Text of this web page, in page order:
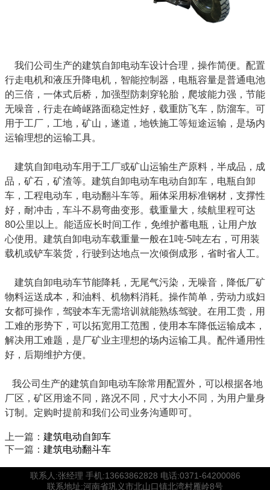
我们公司生产的建筑自卸电动车设计合理，操作简便。配置
行走电机和液压升降电机，智能控制器，电瓶容量是普通电池
的三倍，一体式后桥，加强型防刺穿轮胎，爬坡能力强，节能
无噪音，行走在崎岖路面稳定性好，载重防飞车，防溜车。可
用于工厂，工地，矿山，遂道，地铁施工等短途运输，是场内
运输理想的运输工具。
建筑自卸电动车用于工厂或矿山运输生产原料，半成品，成
品，矿石，矿渣等。建筑自卸电动车电动自卸车，电瓶自卸
车，工程电动车，电动翻斗车等。厢体采用标准钢材，支撑性
好，耐冲击，车斗不易弯曲变形。载重量大，续航里程可达
80公里以上。能适应长时间工作，免维护蓄电瓶，让用户放
心使用。建筑自卸电动车载重量一般在1吨-5吨左右，可用装
载机或铲车装货，行驶到达地点一次倾倒成形，省时省人工。
建筑自卸电动车节能降耗，无尾气污染，无噪音，降低厂矿
物料运送成本，和油料、机物料消耗。操作简单，劳动力或妇
女都可操作，驾驶本车无需培训就能熟练驾驶。在用工贵，用
工难的形势下，可以拓宽用工范围，使用本车降低运输成本，
解决用工难题，是厂矿业主理想的场内运输工具。配件通用性
好，后期维护方便。
我公司生产的建筑自卸电动车除常用配置外，可以根据各地
厂区，矿区用途不同，路况不同，尺寸大小不同，为用户量身
订制。定购时提前和我们公司业务沟通即可。
上一篇： 建筑电动自卸车
下一篇： 建筑电动翻斗车
联系人:张经理 手机:13663862828 电话:0371-64200086
联系地址:河南省巩义市北山口镇北湾村雁岭8号